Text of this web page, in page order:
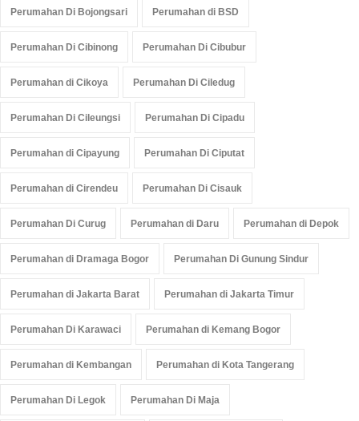
Perumahan Di Bojongsari Perumahan di BSD
Perumahan Di Cibinong Perumahan Di Cibubur
Perumahan di Cikoya Perumahan Di Ciledug
Perumahan Di Cileungsi Perumahan Di Cipadu
Perumahan di Cipayung Perumahan Di Ciputat
Perumahan di Cirendeu Perumahan Di Cisauk
Perumahan Di Curug Perumahan di Daru Perumahan di Depok
Perumahan di Dramaga Bogor Perumahan Di Gunung Sindur
Perumahan di Jakarta Barat Perumahan di Jakarta Timur
Perumahan Di Karawaci Perumahan di Kemang Bogor
Perumahan di Kembangan Perumahan di Kota Tangerang
Perumahan Di Legok Perumahan Di Maja